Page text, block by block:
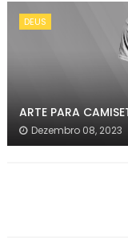
DEUS
ARTE PARA
Dezembro 08, 2023